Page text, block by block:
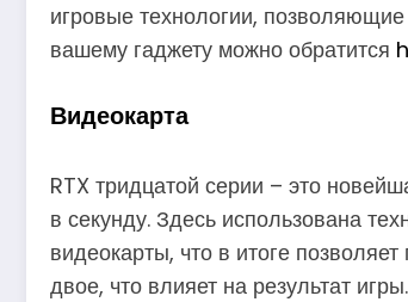
игровые технологии,
вашему гаджету можно обратится
Видеокарта
RTX тридцатой серии – это
в секунду. Здесь использована
видеокарты, что в итоге
двое, что влияет на результат